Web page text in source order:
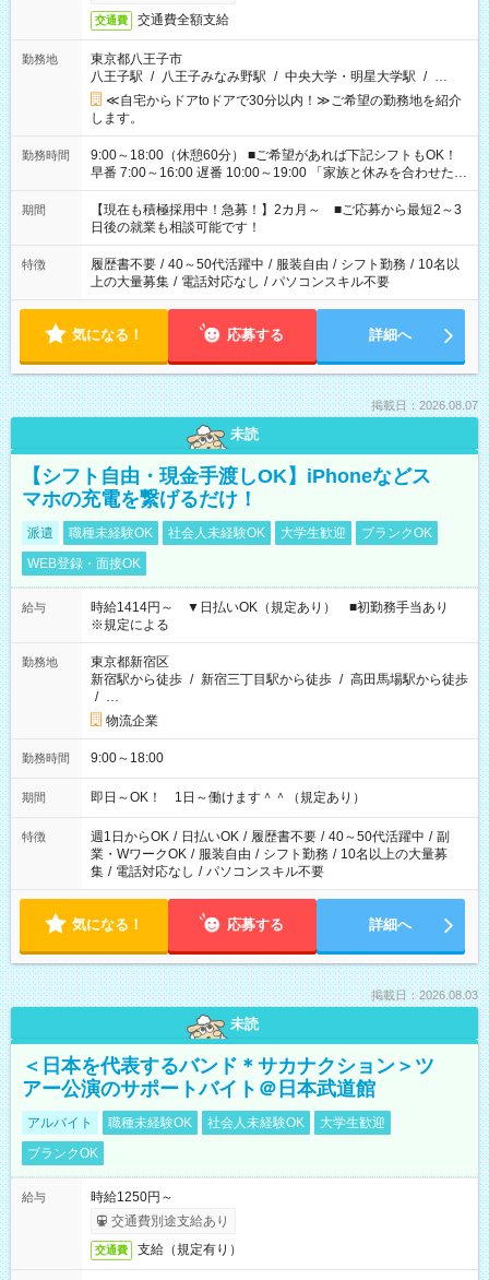
交通費 交通費全額支給
勤務地
東京都八王子市
八王子駅 / 八王子みなみ野駅 / 中央大学・明星大学駅 / …
≪自宅からドアtoドアで30分以内！≫ご希望の勤務地を紹介
します。
勤務時間
9:00～18:00（休憩60分） ■ご希望があれば下記シフトもOK！
早番 7:00～16:00 遅番 10:00～19:00 「家族と休みを合わせた
い」 「余裕を持って夕飯の準備がしたい」 「できれば残業はし
たくない」 など、ご希望を教えてくださいね。 ※Wワーク希望
の方へ 今ご覧のお仕事で希望する勤務時間と、もう1つのお仕事
の勤務時間。 合計で週40時間を超える場合は応募できません。
期間
【現在も積極採用中！急募！】2カ月～ ■ご応募から最短2～3
日後の就業も相談可能です！
特徴 履歴書不要 / 40～50代活躍中 / 服装自由 / シフト勤務 / 10名以
上の大量募集 / 電話対応なし / パソコンスキル不要
気になる！ 応募する 詳細へ
掲載日：2026.08.07
未読
【シフト自由・現金手渡しOK】iPhoneなどス
マホの充電を繋げるだけ！
派遣 職種未経験OK 社会人未経験OK 大学生歓迎
ブランクOK
WEB登録・面接OK
給与
時給1414円～ ▼日払いOK（規定あり） ■初勤務手当あり
※規定による
勤務地
東京都新宿区
新宿駅から徒歩 / 新宿三丁目駅から徒歩 / 高田馬場駅から徒歩
/ …
物流企業
勤務時間 9:00～18:00
期間 即日～OK！ 1日～働けます＾＾（規定あり）
特徴 週1日からOK / 日払いOK / 履歴書不要 / 40～50代活躍中 / 副
業・WワークOK / 服装自由 / シフト勤務 / 10名以上の大量募
集 / 電話対応なし / パソコンスキル不要
気になる！ 応募する 詳細へ
掲載日：2026.08.03
未読
＜日本を代表するバンド＊サカナクション＞ツ
アー公演のサポートバイト＠日本武道館
アルバイト 職種未経験OK 社会人未経験OK
大学生歓迎
ブランクOK
給与
時給1250円～
交通費別途支給あり
交通費 支給（規定有り）